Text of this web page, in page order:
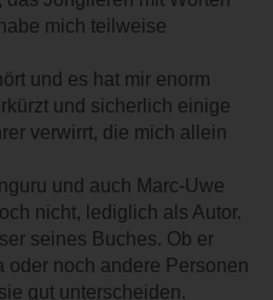
mich teilweise
und es hat mir enorm
und sicherlich einige
verwirrt, die mich allein
und auch Marc-Uwe
nicht, lediglich als Autor.
seines Buches. Ob er
oder noch andere Personen
gut unterscheiden.